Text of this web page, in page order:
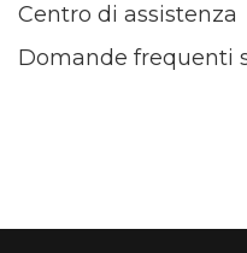
Centro di assistenza
Domande frequenti